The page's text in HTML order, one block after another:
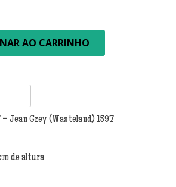
AO CARRINHO
– Jean Grey (Wasteland) 1597
de altura